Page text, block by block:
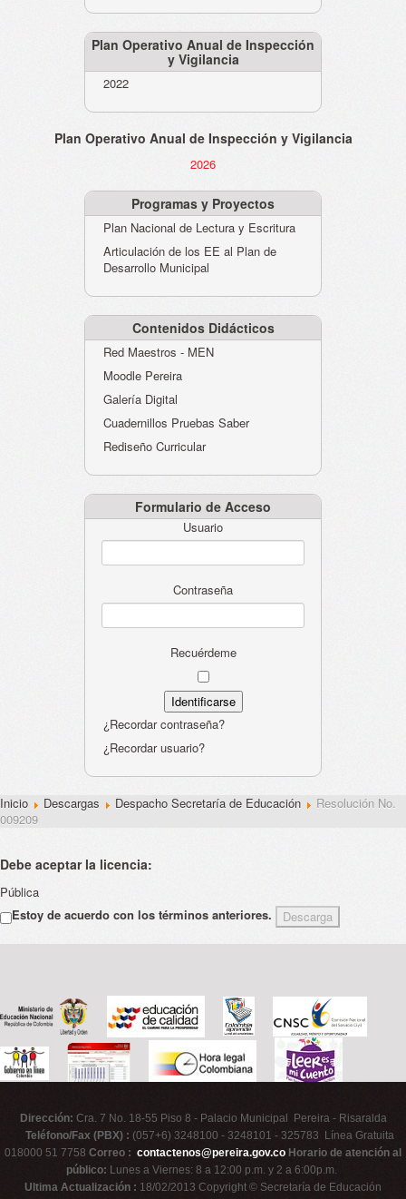
Plan Operativo Anual de Inspección
y Vigilancia
2022
Plan Operativo Anual de Inspección y Vigilancia
2026
Programas y Proyectos
Plan Nacional de Lectura y Escritura
Articulación de los EE al Plan de
Desarrollo Municipal
Contenidos Didácticos
Red Maestros - MEN
Moodle Pereira
Galería Digital
Cuadernillos Pruebas Saber
Rediseño Curricular
Formulario de Acceso
Usuario
Contraseña
Recuérdeme
¿Recordar contraseña?
¿Recordar usuario?
Inicio Descargas Despacho Secretaría de Educación
Resolución No.
009209
Debe aceptar la licencia:
Pública
Estoy de acuerdo con los términos anteriores.
Dirección: Cra. 7 No. 18-55 Piso 8 - Palacio Municipal Pereira - Risaralda
Teléfono/Fax (PBX) : (057+6) 3248100 - 3248101 - 325783 Línea Gratuita
018000 51 7758 Correo : contactenos@pereira.gov.co Horario de atención al
público: Lunes a Viernes: 8 a 12:00 p.m. y 2 a 6:00p.m.
Ultima Actualización : 18/02/2013 Copyright © Secretaría de Educación